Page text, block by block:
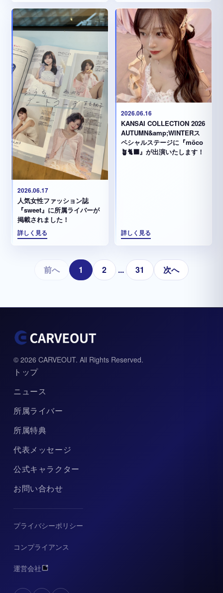
2026.06.17
人気女性ファッション誌
『sweet』に所属ライバーが
掲載されました！
詳しく見る
2026.06.16
KANSAI COLLECTION 2026
AUTUMN&amp;WINTERス
ペシャルステージに『möco
🪴🐈‍⬛』が出演いたします！
詳しく見る
前へ 1 2 ... 31 次へ
© 2026 CARVEOUT. All Rights Reserved.
トップ
ニュース
所属ライバー
所属特典
代表メッセージ
公式キャラクター
お問い合わせ
プライバシーポリシー
コンプライアンス
運営会社